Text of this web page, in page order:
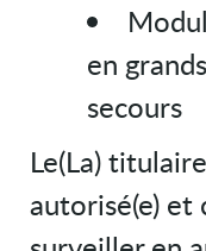
en
secours
Le(La)
autorisé(e) et